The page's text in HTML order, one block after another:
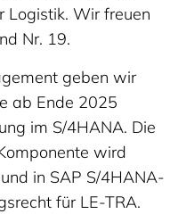
Logistik. Wir freuen
Nr. 19.
geben wir
ab Ende 2025
im S/4HANA. Die
wird
in SAP S/4HANA-
für LE-TRA.